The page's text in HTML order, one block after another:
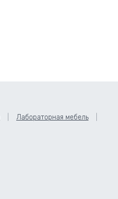
Лабораторная мебель